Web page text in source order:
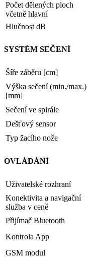
Počet dělených ploch
včetně hlavní
Hlučnost dB
SYSTÉM SEČENÍ
Šíře záběru [cm]
Výška sečení (min./max.)
[mm]
Sečení ve spirále
Dešťový sensor
Typ žacího nože
OVLÁDÁNÍ
Uživatelské rozhraní
Konektivita a navigační
služba v ceně
Přijímač Bluetooth
Kontrola App
GSM modul